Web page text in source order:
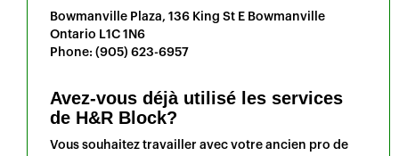
Bowmanville Plaza, 136 King St E Bowmanville
Ontario L1C 1N6
Phone: (905) 623-6957
Avez-vous déjà utilisé les services
de H&R Block?
Vous souhaitez travailler avec votre ancien pro de